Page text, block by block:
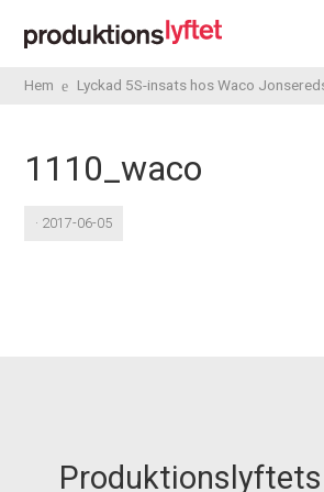
Hem Lyckad 5S-insats hos Waco
1110_waco
· 2017-06-05